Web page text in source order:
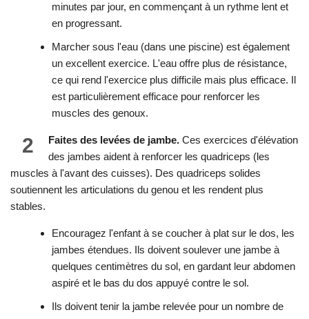
minutes par jour, en commençant à un rythme lent et
en progressant.
Marcher sous l'eau (dans une piscine) est également
un excellent exercice. L'eau offre plus de résistance,
ce qui rend l'exercice plus difficile mais plus efficace. Il
est particulièrement efficace pour renforcer les
muscles des genoux.
2 Faites des levées de jambe. Ces exercices d'élévation
des jambes aident à renforcer les quadriceps (les
muscles à l'avant des cuisses). Des quadriceps solides
soutiennent les articulations du genou et les rendent plus
stables.
Encouragez l'enfant à se coucher à plat sur le dos, les
jambes étendues. Ils doivent soulever une jambe à
quelques centimètres du sol, en gardant leur abdomen
aspiré et le bas du dos appuyé contre le sol.
Ils doivent tenir la jambe relevée pour un nombre de